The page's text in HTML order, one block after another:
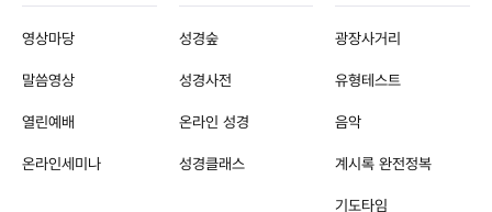
영상마당
말씀영상
열린예배
온라인세미나
성경숲
성경사전
온라인 성경
성경클래스
광장사거리
유형테스트
음악
계시록 완전정복
기도타임